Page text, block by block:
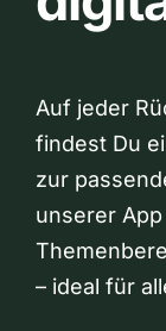
Auf jeder
findest Du
zur
unserer
– ideal für